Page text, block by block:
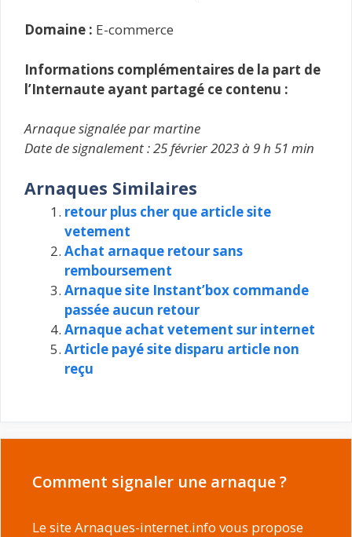
Domaine : E-commerce
Informations complémentaires de la part de
l’Internaute ayant partagé ce contenu :
Arnaque signalée par martine
Date de signalement : 25 février 2023 à 9 h 51 min
Arnaques Similaires
retour plus cher que article site
vetement
Achat arnaque retour sans
remboursement
Arnaque site Instant’box commande
passée aucun retour
Arnaque achat vetement sur internet
Article payé site disparu article non
reçu
Comment signaler une arnaque ?
Le site Arnaques-internet.info vous propose